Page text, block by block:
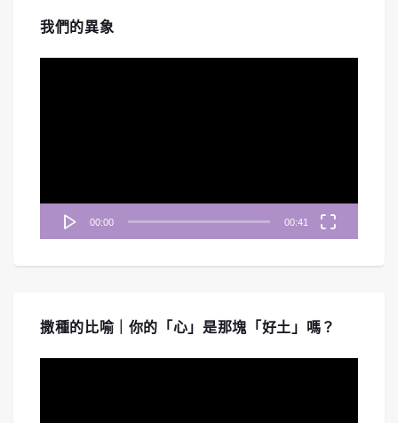
我們的異象
00:00 00:41
撒種的比喻｜你的「心」是那塊「好土」嗎？